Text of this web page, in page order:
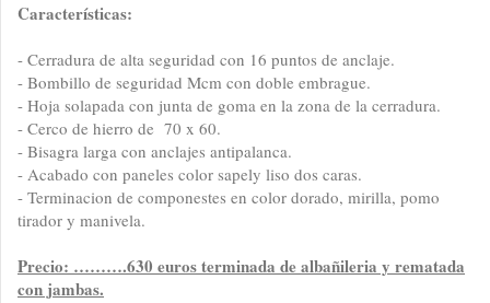
Características:
- Cerradura de alta seguridad con 16 puntos de anclaje.
- Bombillo de seguridad Mcm con doble embrague.
- Hoja solapada con junta de goma en la zona de la cerradura.
- Cerco de hierro de 70 x 60.
- Bisagra larga con anclajes antipalanca.
- Acabado con paneles color sapely liso dos caras.
- Terminacion de componestes en color dorado, mirilla, pomo
tirador y manivela.
Precio: ……….630 euros terminada de albañileria y rematada
con jambas.